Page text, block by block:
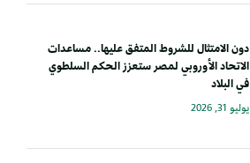
دون الامتثال للشروط المتفق عليها.. مساعدات
الاتحاد الأوروبي لمصر ستعزز الحكم السلطوي
في البلاد
يوليو 31, 2026